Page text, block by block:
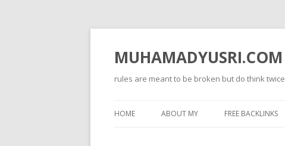
MUHAMADYUSRI.COM
rules are meant to be broken but do think twice
HOME ABOUT MY FREE BACKLINKS